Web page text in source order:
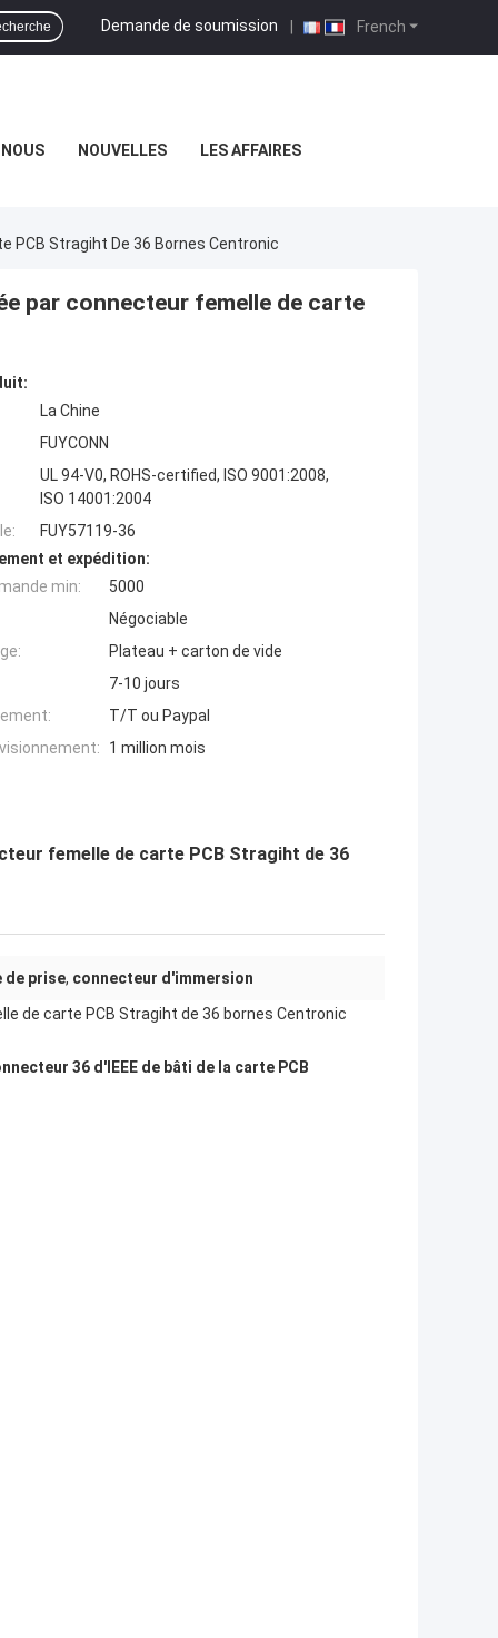
French
Demande de soumission |
NOUVELLES LES AFFAIRES
PCB Stragiht De 36 Bornes Centronic
par connecteur femelle de carte
La Chine
FUYCONN
UL 94-V0, ROHS-certified, ISO 9001:2008,
ISO 14001:2004
FUY57119-36
et expédition:
min:
5000
Négociable
Plateau + carton de vide
7-10 jours
T/T ou Paypal
1 million mois
femelle de carte PCB Stragiht de 36
de prise, connecteur d'immersion
de carte PCB Stragiht de 36 bornes Centronic
36 d'IEEE de bâti de la carte PCB